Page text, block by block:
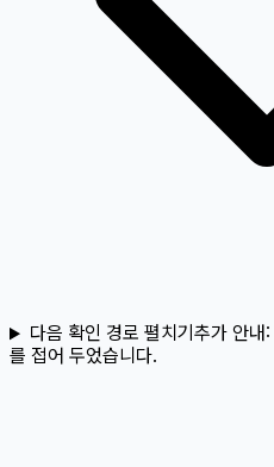
다음 확인 경로 펼치기 추가 안내:
를 접어 두었습니다.